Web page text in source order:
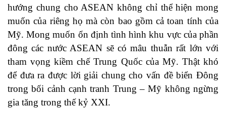
hướng chung cho ASEAN không chỉ thể hiện mong
muốn của riêng họ mà còn bao gồm cả toan tính của
Mỹ. Mong muốn ổn định tình hình khu vực của phần
đông các nước ASEAN sẽ có mâu thuẫn rất lớn với
tham vọng kiềm chế Trung Quốc của Mỹ. Thật khó
để đưa ra được lời giải chung cho vấn đề biển Đông
trong bối cảnh cạnh tranh Trung – Mỹ không ngừng
gia tăng trong thế kỷ XXI.